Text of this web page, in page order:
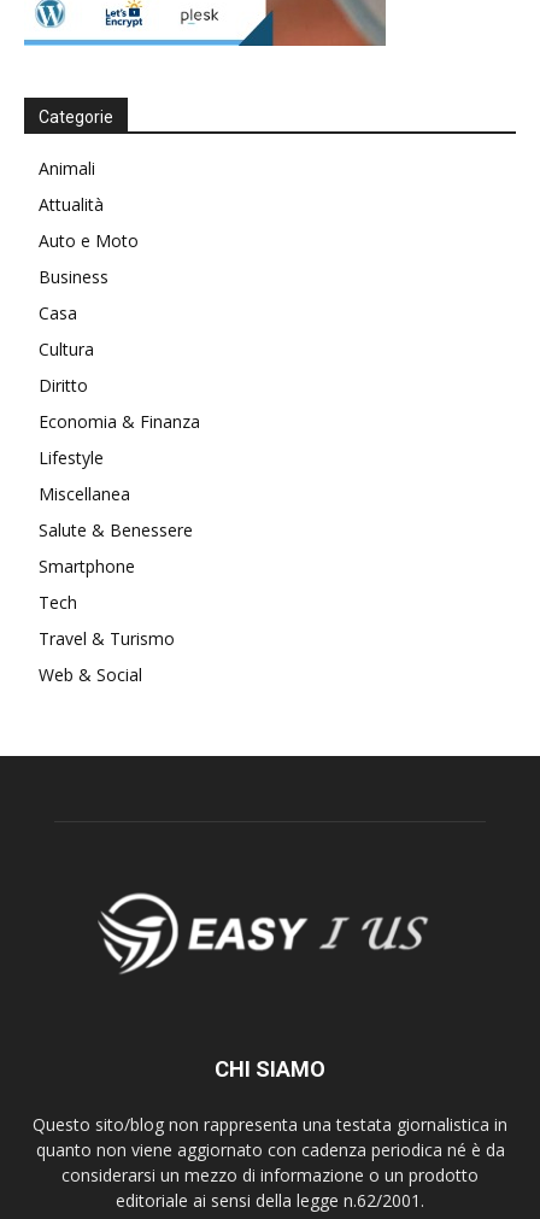
Categorie
Animali
Attualità
Auto e Moto
Business
Casa
Cultura
Diritto
Economia & Finanza
Lifestyle
Miscellanea
Salute & Benessere
Smartphone
Tech
Travel & Turismo
Web & Social
CHI SIAMO
Questo sito/blog non rappresenta una testata giornalistica in
quanto non viene aggiornato con cadenza periodica né è da
considerarsi un mezzo di informazione o un prodotto
editoriale ai sensi della legge n.62/2001.